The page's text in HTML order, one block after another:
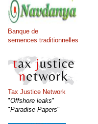
Banque de
semences traditionnelles
Tax Justice Network
"Offshore leaks"
"Paradise Papers"